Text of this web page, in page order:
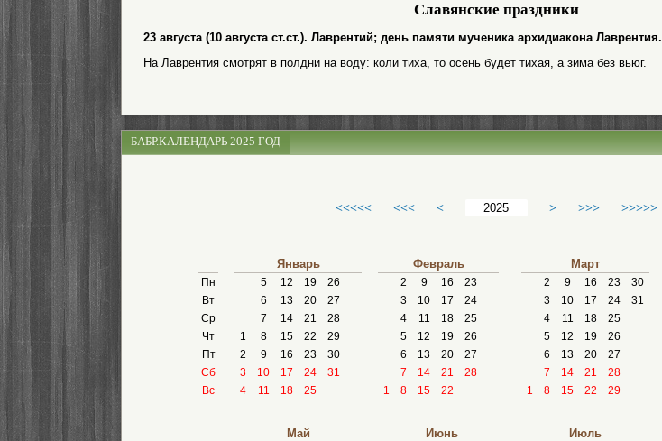
Славянские праздники
23 августа (10 августа ст.ст.). Лаврентий; день памяти мученика архидиакона Лаврентия.
На Лаврентия смотрят в полдни на воду: коли тиха, то осень будет тихая, а зима без вьюг.
БАБР.КАЛЕНДАРЬ 2025 ГОД
<<<<< <<< < > >>> >>>>>
Пн
Вт
Ср
Чт
Пт
Сб
Вс
Январь
5 12 19
26
6
13 20
27
7
14 21
28
1
8 15 22
29
2
9 16 23
30
3
10 17 24
31
4
11 18 25
Февраль
2 9 16
23
3
10 17
24
4
11 18
25
5
12 19
26
6
13 20
27
7
14 21
28
1
8 15 22
Март
2 9 16 23
30
3
10 17 24
31
4
11 18
25
5
12 19
26
6
13 20
27
7
14 21
28
1
8 15 22 29
Май Июнь Июль